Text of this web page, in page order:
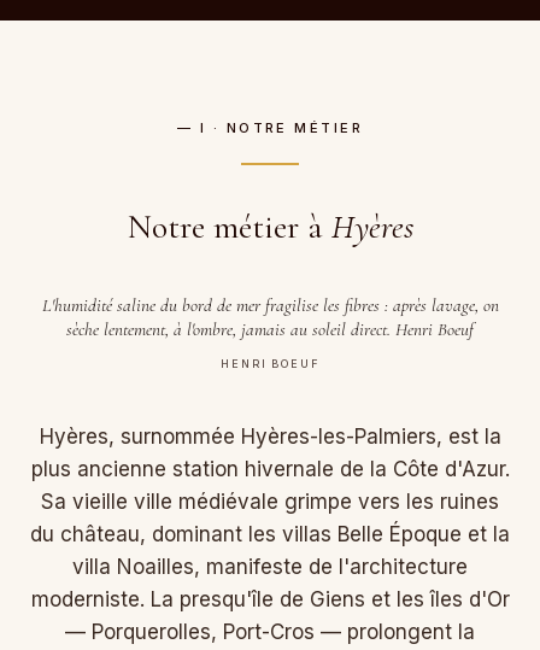
— I · NOTRE MÉTIER
Notre métier à Hyères
L'humidité saline du bord de mer fragilise les fibres : après lavage, on
sèche lentement, à l'ombre, jamais au soleil direct. Henri Boeuf
HENRI BOEUF
Hyères, surnommée Hyères-les-Palmiers, est la
plus ancienne station hivernale de la Côte d'Azur.
Sa vieille ville médiévale grimpe vers les ruines
du château, dominant les villas Belle Époque et la
villa Noailles, manifeste de l'architecture
moderniste. La presqu'île de Giens et les îles d'Or
— Porquerolles, Port-Cros — prolongent la